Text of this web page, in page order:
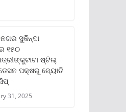
ସୁକିନ୍ଦା
୧୫୦
ଷ୍ଟିଲ୍
ପକ୍ଷରୁ ଜ୍ୟୋତି
31, 2025